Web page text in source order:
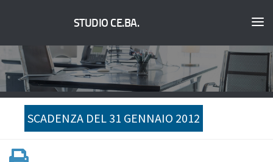
STUDIO CE.BA.
SCADENZA DEL 31 GENNAIO 2012